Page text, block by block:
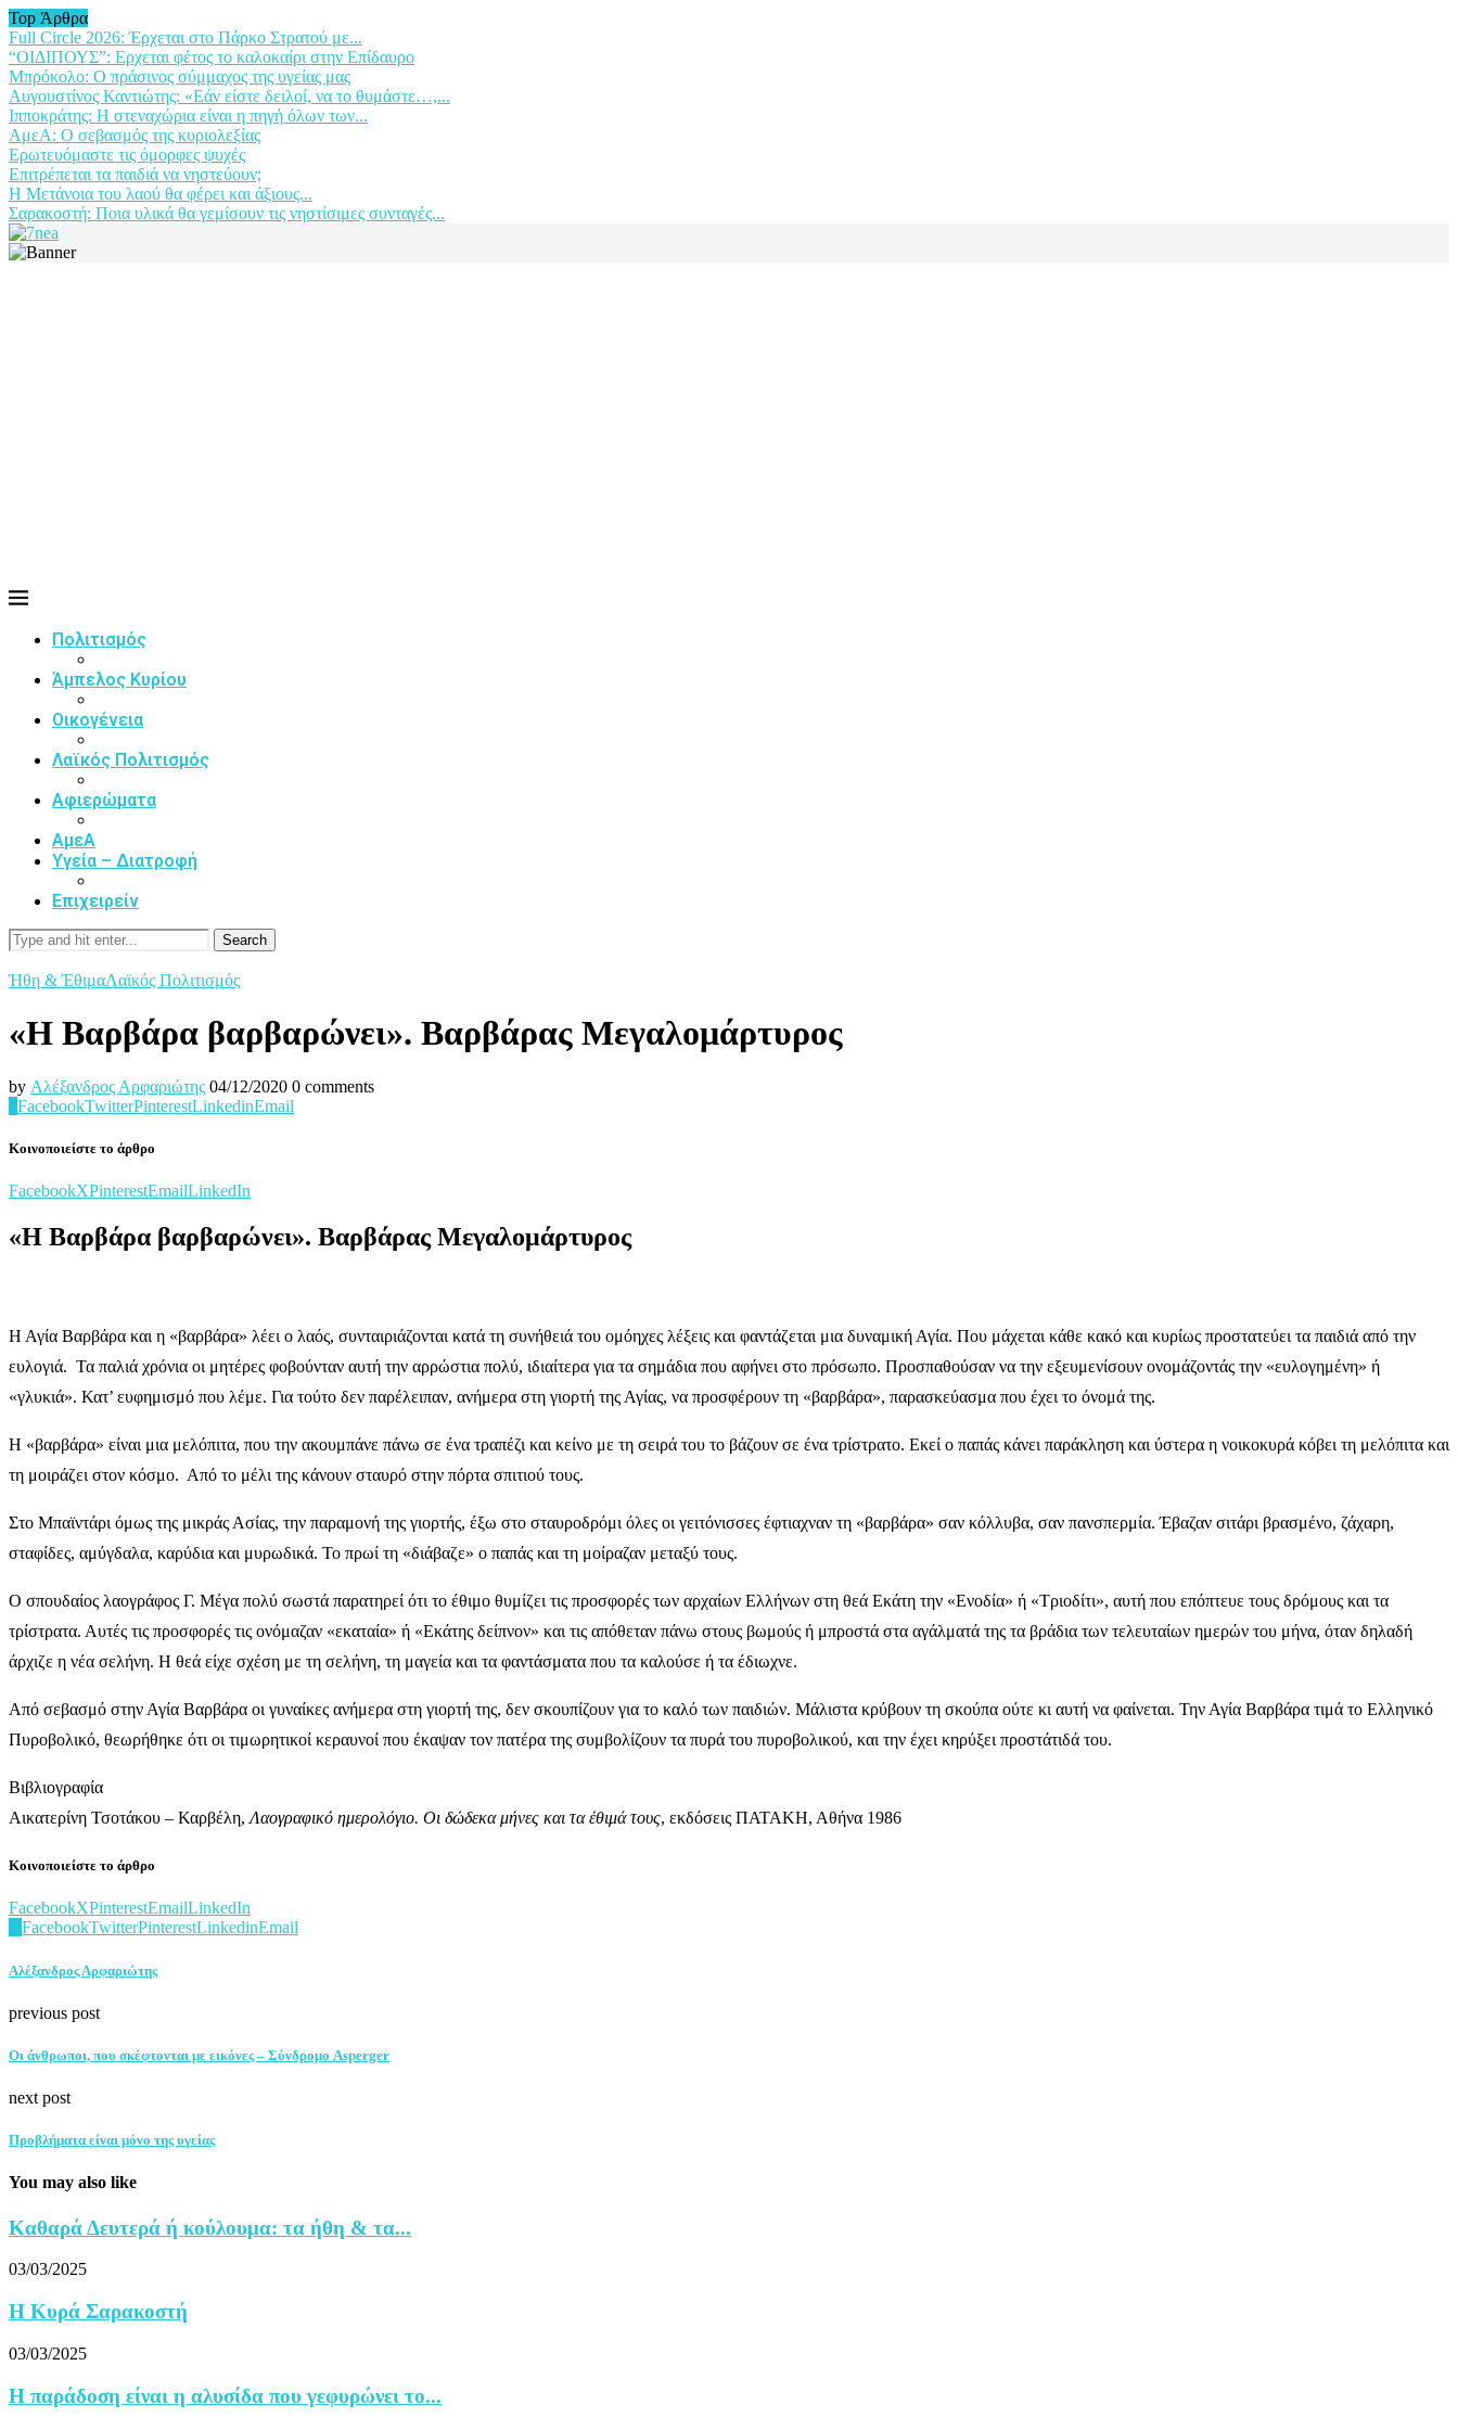
Top Άρθρα
Full Circle 2026: Έρχεται στο Πάρκο Στρατού με...
“ΟΙΔΙΠΟΥΣ”: Ερχεται φέτος το καλοκαίρι στην Επίδαυρο
Μπρόκολο: Ο πράσινος σύμμαχος της υγείας μας
Αυγουστίνος Καντιώτης: «Εάν είστε δειλοί, να το θυμάστε…,...
Ιπποκράτης: Η στεναχώρια είναι η πηγή όλων των...
ΑμεΑ: Ο σεβασμός της κυριολεξίας
Ερωτευόμαστε τις όμορφες ψυχές
Επιτρέπεται τα παιδιά να νηστεύουν;
Η Μετάνοια του λαού θα φέρει και άξιους...
Σαρακοστή: Ποια υλικά θα γεμίσουν τις νηστίσιμες συνταγές...
Πολιτισμός
Άμπελος Κυρίου
Οικογένεια
Λαϊκός Πολιτισμός
Αφιερώματα
ΑμεΑ
Υγεία – Διατροφή
Επιχειρείν
Search
Ήθη & ΈθιμαΛαϊκός Πολιτισμός
«Η Βαρβάρα βαρβαρώνει». Βαρβάρας Μεγαλομάρτυρος
by Αλέξανδρος Αρφαριώτης 04/12/2020 0 comments
FacebookTwitterPinterestLinkedinEmail
Κοινοποιείστε το άρθρο
FacebookXPinterestEmailLinkedIn
«Η Βαρβάρα βαρβαρώνει». Βαρβάρας Μεγαλομάρτυρος
Η Αγία Βαρβάρα και η «βαρβάρα» λέει ο λαός, συνταιριάζονται κατά τη συνήθειά του ομόηχες λέξεις και φαντάζεται μια δυναμική Αγία. Που μάχεται κάθε κακό και κυρίως προστατεύει τα παιδιά από την
ευλογιά. Τα παλιά χρόνια οι μητέρες φοβούνταν αυτή την αρρώστια πολύ, ιδιαίτερα για τα σημάδια που αφήνει στο πρόσωπο. Προσπαθούσαν να την εξευμενίσουν ονομάζοντάς την «ευλογημένη» ή
«γλυκιά». Κατ’ ευφημισμό που λέμε. Για τούτο δεν παρέλειπαν, ανήμερα στη γιορτή της Αγίας, να προσφέρουν τη «βαρβάρα», παρασκεύασμα που έχει το όνομά της.
Η «βαρβάρα» είναι μια μελόπιτα, που την ακουμπάνε πάνω σε ένα τραπέζι και κείνο με τη σειρά του το βάζουν σε ένα τρίστρατο. Εκεί ο παπάς κάνει παράκληση και ύστερα η νοικοκυρά κόβει τη μελόπιτα και
τη μοιράζει στον κόσμο. Από το μέλι της κάνουν σταυρό στην πόρτα σπιτιού τους.
Στο Μπαϊντάρι όμως της μικράς Ασίας, την παραμονή της γιορτής, έξω στο σταυροδρόμι όλες οι γειτόνισσες έφτιαχναν τη «βαρβάρα» σαν κόλλυβα, σαν πανσπερμία. Έβαζαν σιτάρι βρασμένο, ζάχαρη,
σταφίδες, αμύγδαλα, καρύδια και μυρωδικά. Το πρωί τη «διάβαζε» ο παπάς και τη μοίραζαν μεταξύ τους.
Ο σπουδαίος λαογράφος Γ. Μέγα πολύ σωστά παρατηρεί ότι το έθιμο θυμίζει τις προσφορές των αρχαίων Ελλήνων στη θεά Εκάτη την «Ενοδία» ή «Τριοδίτι», αυτή που επόπτευε τους δρόμους και τα
τρίστρατα. Αυτές τις προσφορές τις ονόμαζαν «εκαταία» ή «Εκάτης δείπνον» και τις απόθεταν πάνω στους βωμούς ή μπροστά στα αγάλματά της τα βράδια των τελευταίων ημερών του μήνα, όταν δηλαδή
άρχιζε η νέα σελήνη. Η θεά είχε σχέση με τη σελήνη, τη μαγεία και τα φαντάσματα που τα καλούσε ή τα έδιωχνε.
Από σεβασμό στην Αγία Βαρβάρα οι γυναίκες ανήμερα στη γιορτή της, δεν σκουπίζουν για το καλό των παιδιών. Μάλιστα κρύβουν τη σκούπα ούτε κι αυτή να φαίνεται. Την Αγία Βαρβάρα τιμά το Ελληνικό
Πυροβολικό, θεωρήθηκε ότι οι τιμωρητικοί κεραυνοί που έκαψαν τον πατέρα της συμβολίζουν τα πυρά του πυροβολικού, και την έχει κηρύξει προστάτιδά του.
Βιβλιογραφία
Αικατερίνη Τσοτάκου – Καρβέλη, Λαογραφικό ημερολόγιο. Οι δώδεκα μήνες και τα έθιμά τους, εκδόσεις ΠΑΤΑΚΗ, Αθήνα 1986
Κοινοποιείστε το άρθρο
FacebookXPinterestEmailLinkedIn
FacebookTwitterPinterestLinkedinEmail
Αλέξανδρος Αρφαριώτης
previous post
Οι άνθρωποι, που σκέφτονται με εικόνες – Σύνδρομο Asperger
next post
Προβλήματα είναι μόνο της υγείας
You may also like
Καθαρά Δευτερά ή κούλουμα: τα ήθη & τα...
03/03/2025
Η Κυρά Σαρακοστή
03/03/2025
Η παράδοση είναι η αλυσίδα που γεφυρώνει το...